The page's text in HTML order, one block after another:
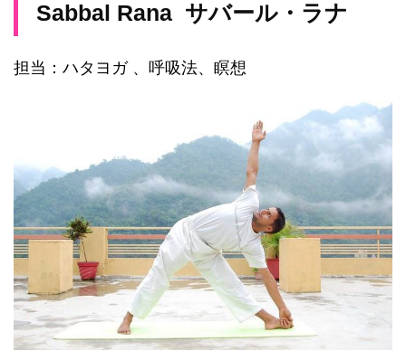
Sabbal Rana サバール・ラナ
担当：ハタヨガ 、呼吸法、瞑想